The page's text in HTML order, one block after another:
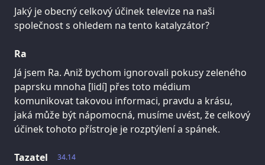
Jaký je obecný celkový účinek televize na naši
společnost s ohledem na tento katalyzátor?
Ra
Já jsem Ra. Aniž bychom ignorovali pokusy zeleného
paprsku mnoha [lidí] přes toto médium
komunikovat takovou informaci, pravdu a krásu,
jaká může být nápomocná, musíme uvést, že celkový
účinek tohoto přístroje je rozptýlení a spánek.
34.14
Tazatel